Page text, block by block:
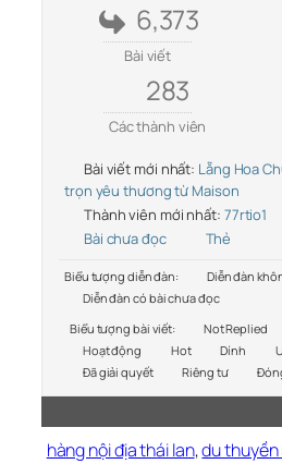
6,373
Bài viết
283
Các thành viên
Bài viết mới nhất: Lẵng Hoa
trọn yêu thương từ Maison
Thành viên mới nhất: 77rtio1
Bài chưa đọc
Thẻ
Biểu tượng diễn đàn:
Diễn đàn
Diễn đàn có bài chưa đọc
Biểu tượng bài viết:
Not Replied
Hoạt động
Hot Dính
Đã giải quyết
Riêng tư
hàng nội địa thái lan,du thuyền